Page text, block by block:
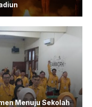
Menuju Sekolah